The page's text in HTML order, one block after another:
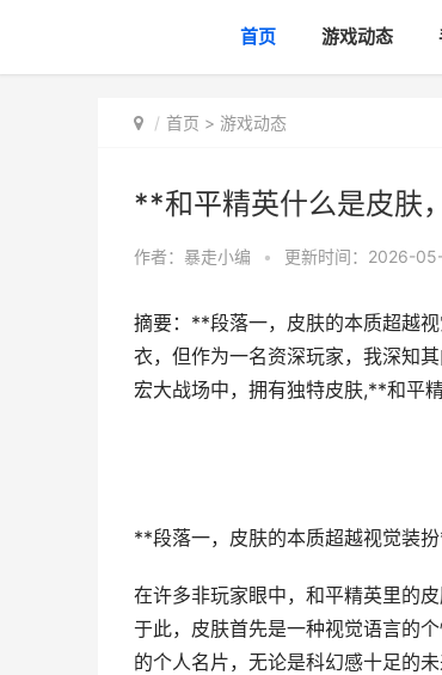
首页 游戏动态
首页 > 游戏动态
**和平精英什么是皮肤
作者： 暴走小编 • 更新时间：2026-
摘要：**段落一，皮肤的本质超越
衣，但作为一名资深玩家，我深知
宏大战场中，拥有独特皮肤,**和平
**段落一，皮肤的本质超越视觉装
在许多非玩家眼中，和平精英里的
于此，皮肤首先是一种视觉语言的
的个人名片，无论是科幻感十足的